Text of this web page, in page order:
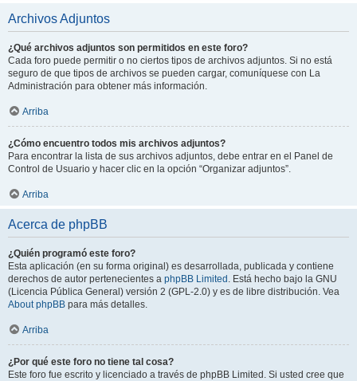
Archivos Adjuntos
¿Qué archivos adjuntos son permitidos en este foro?
Cada foro puede permitir o no ciertos tipos de archivos adjuntos. Si no está
seguro de que tipos de archivos se pueden cargar, comuníquese con La
Administración para obtener más información.
Arriba
¿Cómo encuentro todos mis archivos adjuntos?
Para encontrar la lista de sus archivos adjuntos, debe entrar en el Panel de
Control de Usuario y hacer clic en la opción “Organizar adjuntos”.
Arriba
Acerca de phpBB
¿Quién programó este foro?
Esta aplicación (en su forma original) es desarrollada, publicada y contiene
derechos de autor pertenecientes a phpBB Limited . Está hecho bajo la GNU
(Licencia Pública General) versión 2 (GPL-2.0) y es de libre distribución. Vea
About phpBB para más detalles.
Arriba
¿Por qué este foro no tiene tal cosa?
Este foro fue escrito y licenciado a través de phpBB Limited. Si usted cree que